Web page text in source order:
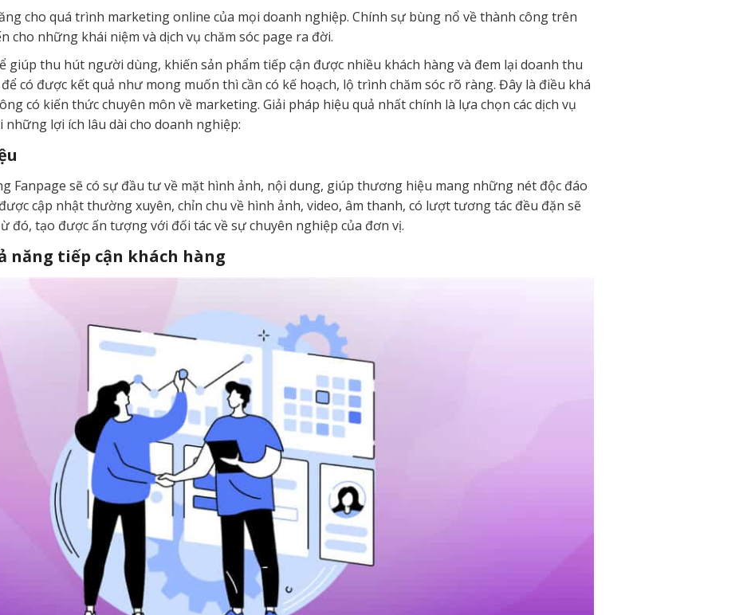
cho quá trình marketing online của mọi doanh nghiệp. Chính sự bùng nổ về thành công trên
cho những khái niệm và dịch vụ chăm sóc page ra đời.
giúp thu hút người dùng, khiến sản phẩm tiếp cận được nhiều khách hàng và đem lại doanh thu
có được kết quả như mong muốn thì cần có kế hoạch, lộ trình chăm sóc rõ ràng. Đây là điều khá
có kiến thức chuyên môn về marketing. Giải pháp hiệu quả nhất chính là lựa chọn các dịch vụ
lợi ích lâu dài cho doanh nghiệp:
Fanpage sẽ có sự đầu tư về mặt hình ảnh, nội dung, giúp thương hiệu mang những nét độc đáo
cập nhật thường xuyên, chỉn chu về hình ảnh, video, âm thanh, có lượt tương tác đều đặn sẽ
đó, tạo được ấn tượng với đối tác về sự chuyên nghiệp của đơn vị.
năng tiếp cận khách hàng